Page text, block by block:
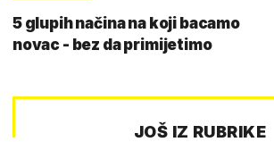
5 glupih načina na koji bacamo
novac - bez da primijetimo
JOŠ IZ RUBRIKE